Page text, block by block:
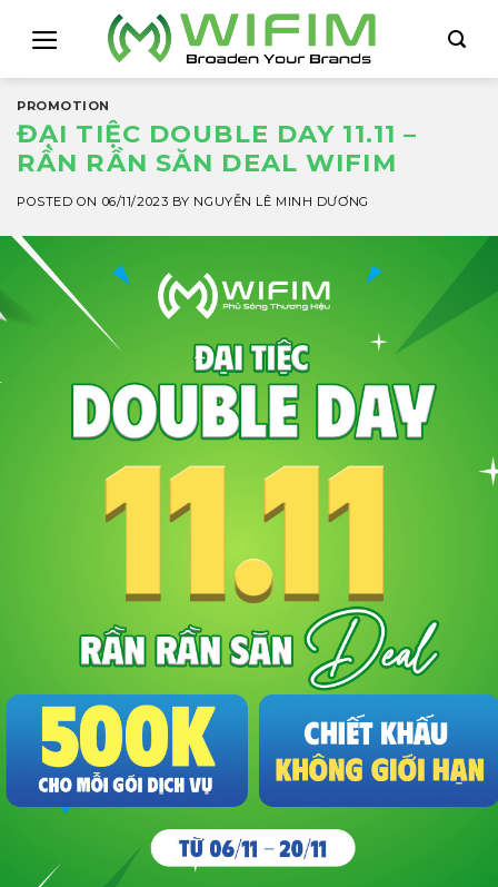
content
PROMOTION
ĐẠI TIỆC DOUBLE DAY 11.11 –
RẦN RẦN SĂN DEAL WIFIM
POSTED ON 06/11/2023 BY NGUYỄN LÊ MINH DƯƠNG